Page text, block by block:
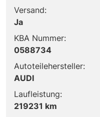
Versand:
Ja
KBA Nummer:
0588734
Autoteilehersteller:
AUDI
Laufleistung:
219231 km